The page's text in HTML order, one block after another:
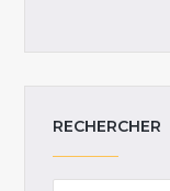
RECHERCHER